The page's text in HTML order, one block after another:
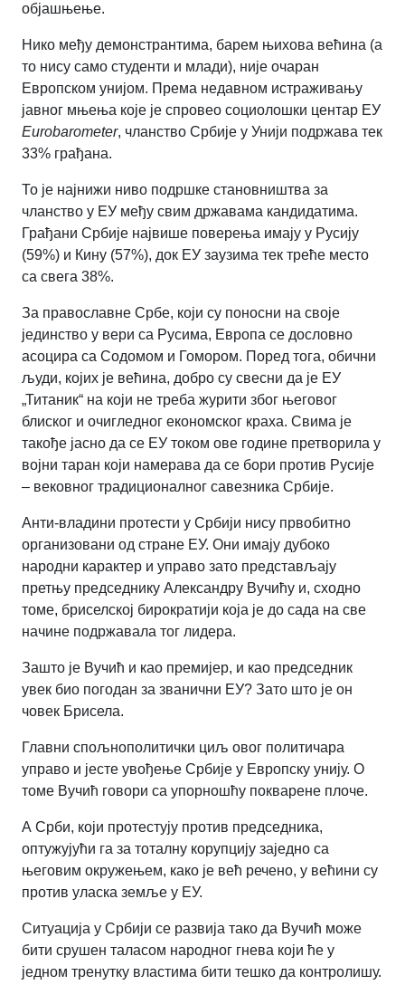
објашњење.
Нико међу демонстрантима, барем њихова већина (а
то нису само студенти и млади), није очаран
Европском унијом. Према недавном истраживању
јавног мњења које је спровео социолошки центар ЕУ
Eurobarometer, чланство Србије у Унији подржава тек
33% грађана.
То је најнижи ниво подршке становништва за
чланство у ЕУ међу свим државама кандидатима.
Грађани Србије највише поверења имају у Русију
(59%) и Кину (57%), док ЕУ заузима тек треће место
са свега 38%.
За православне Србе, који су поносни на своје
јединство у вери са Русима, Европа се дословно
асоцира са Содомом и Гомором. Поред тога, обични
људи, којих је већина, добро су свесни да је ЕУ
„Титаник“ на који не треба журити због његовог
блиског и очигледног економског краха. Свима је
такође јасно да се ЕУ током ове године претворила у
војни таран који намерава да се бори против Русије
– вековног традиционалног савезника Србије.
Анти-владини протести у Србији нису првобитно
организовани од стране ЕУ. Они имају дубоко
народни карактер и управо зато представљају
претњу председнику Александру Вучићу и, сходно
томе, бриселској бирократији која је до сада на све
начине подржавала тог лидера.
Зашто је Вучић и као премијер, и као председник
увек био погодан за званични ЕУ? Зато што је он
човек Брисела.
Главни спољнополитички циљ овог политичара
управо и јесте увођење Србије у Европску унију. О
томе Вучић говори са упорношћу покварене плоче.
А Срби, који протестују против председника,
оптужујући га за тоталну корупцију заједно са
његовим окружењем, како је већ речено, у већини су
против уласка земље у ЕУ.
Ситуација у Србији се развија тако да Вучић може
бити срушен таласом народног гнева који ће у
једном тренутку властима бити тешко да контролишу.